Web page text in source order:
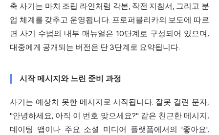
축 사기는 마치 조립 라인처럼 각본, 작전 지침서, 그리고 분
업 체계를 갖추고 운영됩니다. 프로퍼블리카의 보도에 따르
면 사기 수법의 내부 매뉴얼은 10단계로 구성되어 있으며,
대중에게 공개되는 버전은 단 3단계로 요약됩니다.
시작 메시지와 느린 준비 과정
사기는 예상치 못한 메시지로 시작됩니다. 잘못 걸린 문자,
"안녕하세요, 아직 이 번호 맞으세요?" 같은 친근한 메시지,
데이팅 앱이나 주요 소셜 미디어 플랫폼에서의 '좋아요',